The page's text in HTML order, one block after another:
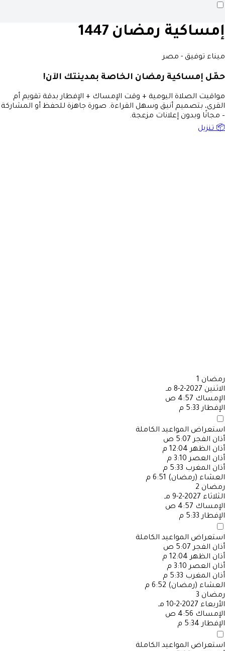
إمساكية رمضان 1447
ميناء توفيق - مصر
حمّل إمساكية رمضان الخاصة بمدينتك الآن!
مواقيت الصلاة اليومية + وقت الإمساك + الإفطار بدقة تقويم أم
القرى، بتصميم أنيق وسهل القراءة. صورة جاهزة للحفظ أو المشاركة
– مجانًا وبدون إعلانات مزعجة.
📦 تنزيل
رمضان 1
الاثنين 2027-2-8 مـ
الإمساك 4:57 ص
الإفطار 5:33 م
استعراض المواعيد الكاملة
أذان الفجر 5:07 ص
أذان الظهر 12:04 م
أذان العصر 3:10 م
أذان المغرب 5:33 م
العشاء (رمضان) 6:51 م
رمضان 2
الثلاثاء 2027-2-9 مـ
الإمساك 4:57 ص
الإفطار 5:33 م
استعراض المواعيد الكاملة
أذان الفجر 5:07 ص
أذان الظهر 12:04 م
أذان العصر 3:10 م
أذان المغرب 5:33 م
العشاء (رمضان) 6:52 م
رمضان 3
الأربعاء 2027-2-10 مـ
الإمساك 4:56 ص
الإفطار 5:34 م
استعراض المواعيد الكاملة